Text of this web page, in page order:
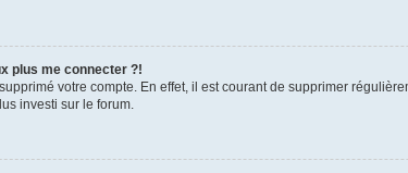
plus me connecter ?!
votre compte. En effet, il est courant de supprimer
investi sur le forum.